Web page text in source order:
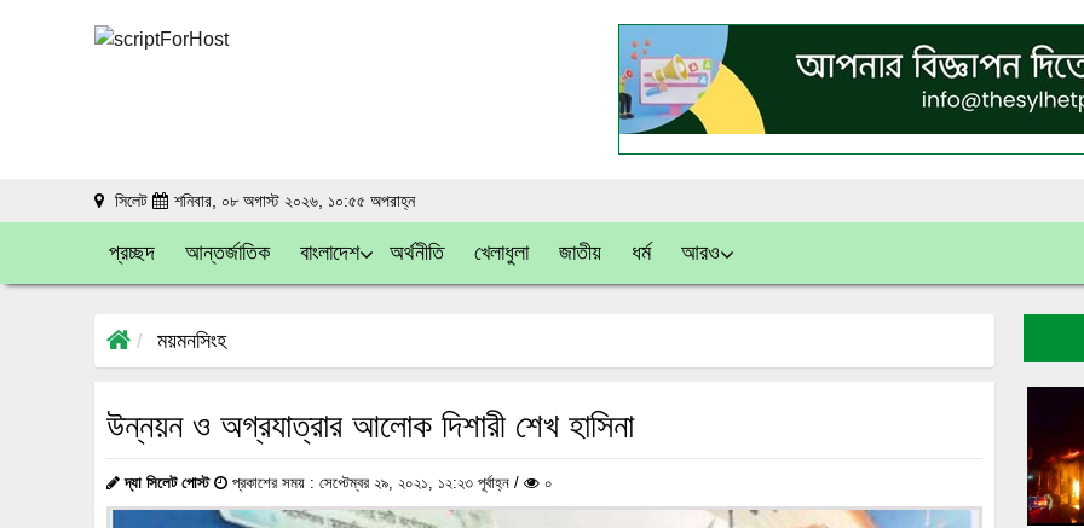
সিলেট শনিবার, ০৮ অগাস্ট ২০২৬, ১০:৫৫ অপরাহ্ন
প্রচ্ছদ আন্তর্জাতিক বাংলাদেশ অর্থনীতি খেলাধুলা জাতীয় ধর্ম আরও
ময়মনসিংহ
উন্নয়ন ও অগ্রযাত্রার আলোক দিশারী শেখ হাসিনা
দ্যা সিলেট পোস্ট প্রকাশের সময় : সেপ্টেম্বর ২৯, ২০২১, ১২:২৩ পূর্বাহ্ন / ০